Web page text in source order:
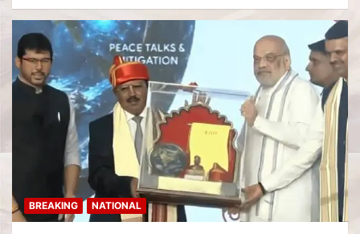
BREAKING NATIONAL